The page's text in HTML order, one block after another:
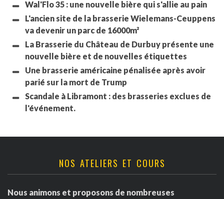
Wal'Flo 35 : une nouvelle bière qui s'allie au pain
L'ancien site de la brasserie Wielemans-Ceuppens
va devenir un parc de 16000m²
La Brasserie du Château de Durbuy présente une
nouvelle bière et de nouvelles étiquettes
Une brasserie américaine pénalisée après avoir
parié sur la mort de Trump
Scandale à Libramont : des brasseries exclues de
l'événement.
NOS ATELIERS ET COURS
Nous animons et proposons de nombreuses